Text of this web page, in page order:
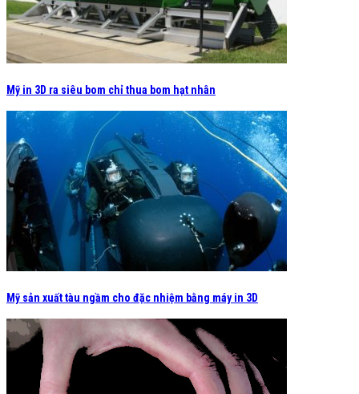
Mỹ in 3D ra siêu bom chỉ thua bom hạt nhân
Mỹ sản xuất tàu ngầm cho đặc nhiệm bằng máy in 3D